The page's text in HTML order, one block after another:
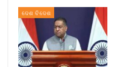
ଦେଶ ବିଦେଶ